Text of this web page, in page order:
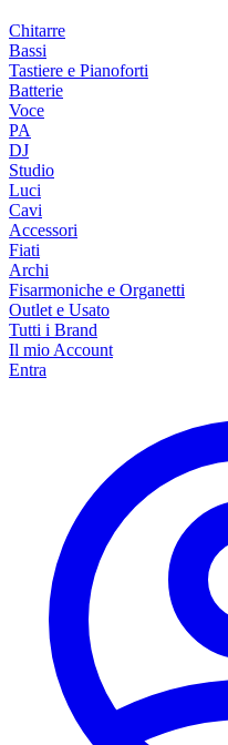
Chitarre
Bassi
Tastiere e Pianoforti
Batterie
Voce
PA
DJ
Studio
Luci
Cavi
Accessori
Fiati
Archi
Fisarmoniche e Organetti
Outlet e Usato
Tutti i Brand
Il mio Account
Entra